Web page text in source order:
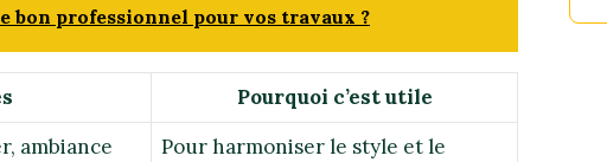
bon professionnel pour vos travaux ?
Pourquoi c’est utile
ambiance
Pour harmoniser le style et le